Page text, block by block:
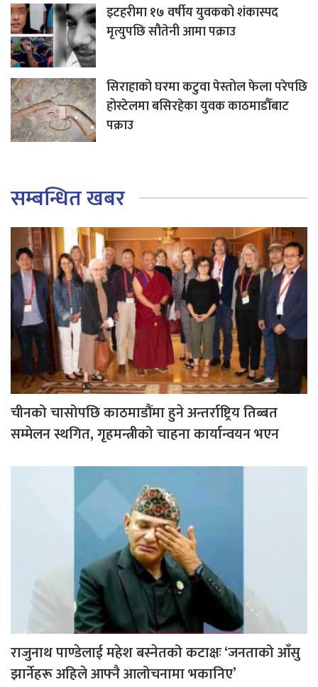
इटहरीमा १७ वर्षीय युवकको शंकास्पद
मृत्युपछि सौतेनी आमा पक्राउ
सिराहाको घरमा कटुवा पेस्तोल फेला परेपछि
होस्टेलमा बसिरहेका युवक काठमाडौँबाट
पक्राउ
सम्बन्धित खबर
चीनको चासोपछि काठमाडौंमा हुने अन्तर्राष्ट्रिय तिब्बत
सम्मेलन स्थगित, गृहमन्त्रीको चाहना कार्यान्वयन भएन
राजुनाथ पाण्डेलाई महेश बस्नेतको कटाक्षः ‘जनताको आँसु
झार्नेहरू अहिले आफ्नै आलोचनामा भकानिए’